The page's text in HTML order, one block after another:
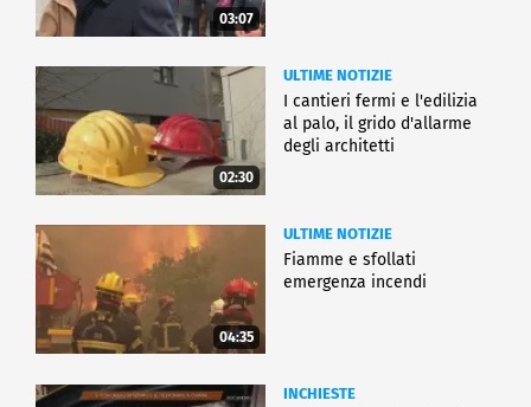
03:07
02:30
ULTIME NOTIZIE
I cantieri fermi e l'edilizia
al palo, il grido d'allarme
degli architetti
04:35
ULTIME NOTIZIE
Fiamme e sfollati
emergenza incendi
INCHIESTE